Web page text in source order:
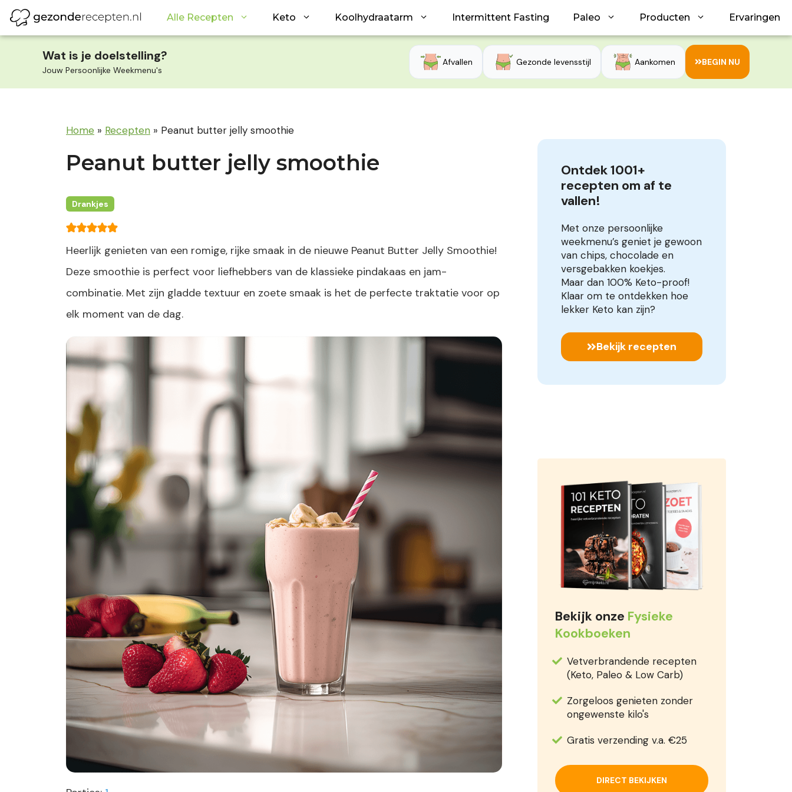
naar
de
Alle Recepten Keto Koolhydraatarm Intermittent Fasting Paleo Producten Ervaringen
Wat is je doelstelling?
Jouw Persoonlijke Weekmenu's
Afvallen Gezonde levensstijl Aankomen BEGIN NU
Home » Recepten » Peanut butter jelly smoothie
Peanut butter jelly smoothie
Drankjes
Heerlijk genieten van een romige, rijke smaak in de nieuwe Peanut Butter Jelly Smoothie!
Deze smoothie is perfect voor liefhebbers van de klassieke pindakaas en jam-
combinatie. Met zijn gladde textuur en zoete smaak is het de perfecte traktatie voor op
elk moment van de dag.
Ontdek 1001+
recepten om af te
vallen!
Met onze persoonlijke
weekmenu’s geniet je gewoon
van chips, chocolade en
versgebakken koekjes.
Maar dan 100% Keto-proof!
Klaar om te ontdekken hoe
lekker Keto kan zijn?
Bekijk recepten
Bekijk onze Fysieke
Kookboeken
Vetverbrandende recepten
(Keto, Paleo & Low Carb)
Zorgeloos genieten zonder
ongewenste kilo's
Gratis verzending v.a. €25
DIRECT BEKIJKEN